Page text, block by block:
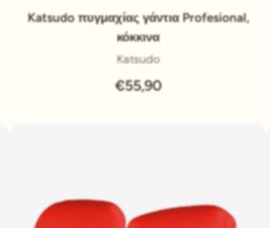
Pridať do košíka
Katsudo πυγμαχίας γάντια Profesional,
κόκκινα
Katsudo
€55,90